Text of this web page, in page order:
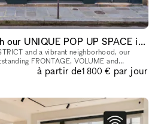
Elevate your Brand with our UNIQUE POP UP SPACE in PARIS Marais
and a vibrant neighborhood, our
FRONTAGE, VOLUME and
The location is very interesting as it is on a real sho
à partir de1 800 € par jour